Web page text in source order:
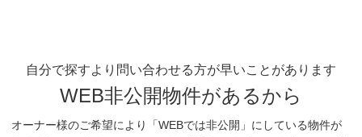
自分で探すより問い合わせる方が早いことがあります
WEB非公開物件があるから
オーナー様のご希望により「WEBでは非公開」にしている物件が